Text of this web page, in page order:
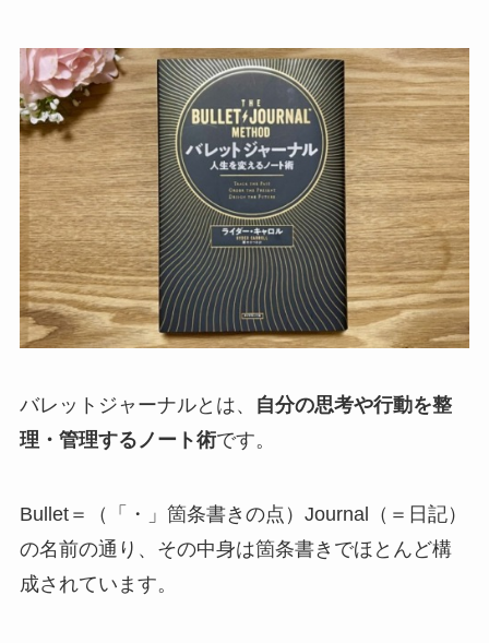
バレットジャーナルとは、
自分の思考や行動を整
理・管理するノート術です。
Bullet＝（「・」箇条書きの点）Journal（＝日記）
の名前の通り、その中身は箇条書きでほとんど構
成されています。